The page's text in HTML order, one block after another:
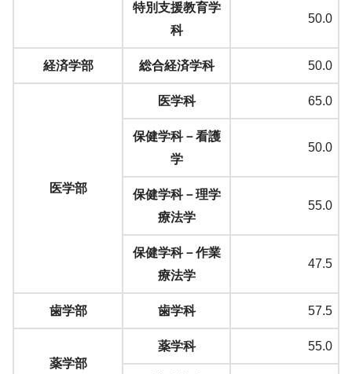
特別支援教育学
科
50.0
経済学部 総合経済学科 50.0
医学部
医学科 65.0
保健学科－看護
学
50.0
保健学科－理学
療法学
55.0
保健学科－作業
療法学
47.5
歯学部 歯学科 57.5
薬学部
薬学科 55.0